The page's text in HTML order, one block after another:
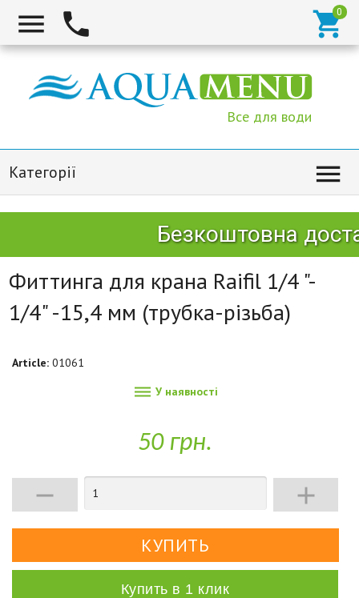
  
Все для води
Категорії 
Безкоштовна
Фиттинга для крана Raifil 1/4 "-
1/4" -15,4 мм (трубка-різьба)
Article: 01061
 У наявності
50 грн.
 
Купить в 1 клик